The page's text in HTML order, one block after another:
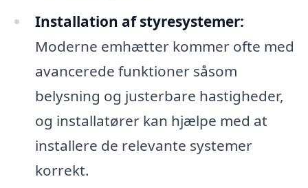
Installation af styresystemer:
Moderne emhætter kommer ofte med
avancerede funktioner såsom
belysning og justerbare hastigheder,
og installatører kan hjælpe med at
installere de relevante systemer
korrekt.